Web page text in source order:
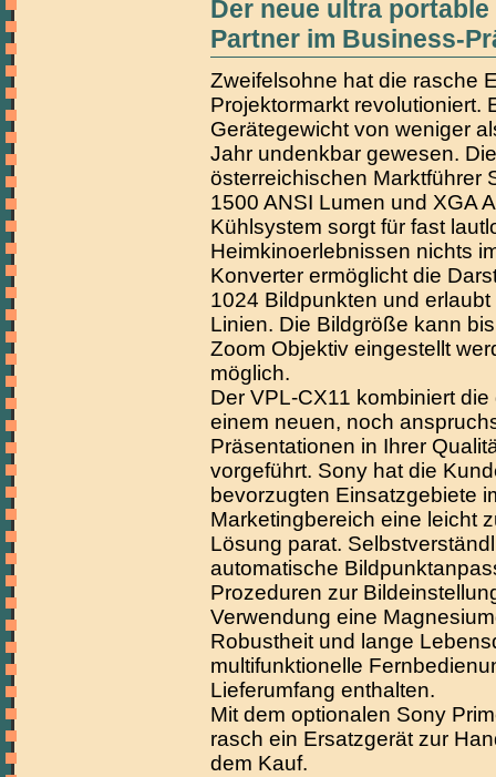
Der neue ultra
Partner im Business-
Zweifelsohne hat die rasche
Projektormarkt revolutioniert.
Gerätegewicht von weniger
Jahr undenkbar gewesen.
österreichischen Marktführer
1500 ANSI Lumen und XGA
Kühlsystem sorgt für fast
Heimkinoerlebnissen nichts
Konverter ermöglicht die
1024 Bildpunkten und
Linien. Die Bildgröße kann
Zoom Objektiv eingestellt
möglich.
Der VPL-CX11 kombiniert
einem neuen, noch
Präsentationen in Ihrer
vorgeführt. Sony hat die
bevorzugten Einsatzgebiete
Marketingbereich eine leicht
Lösung parat.
automatische
Prozeduren zur
Verwendung eine
Robustheit und lange
multifunktionelle
Lieferumfang enthalten.
Mit dem optionalen Sony
rasch ein Ersatzgerät zur
dem Kauf.